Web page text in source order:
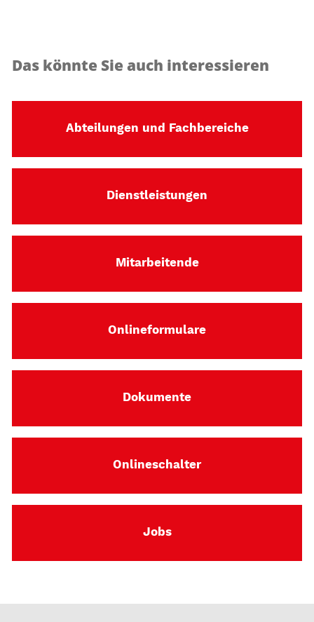
Das könnte Sie auch interessieren
Abteilungen und Fachbereiche
Dienstleistungen
Mitarbeitende
Onlineformulare
Dokumente
Onlineschalter
Jobs